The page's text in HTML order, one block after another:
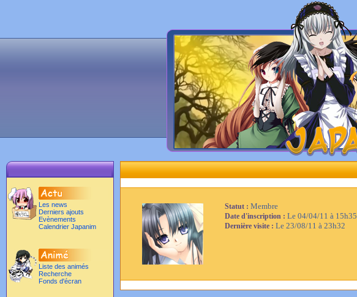
Les news
Derniers ajouts
Evènements
Calendrier Japanim
Liste des animés
Recherche
Fonds d'écran
Statut : Membre
Date d'inscription : Le 04/04/11 à 15h35
Dernière visite : Le 23/08/11 à 23h32